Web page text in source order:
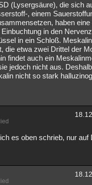
(Lysergsäure), die sich
, einem
haben
in den
in ein Schloß.
die etwa zwei Drittel der
findet auch ein
jedoch nicht aus.
nicht so stark
es oben schrieb, nur auf